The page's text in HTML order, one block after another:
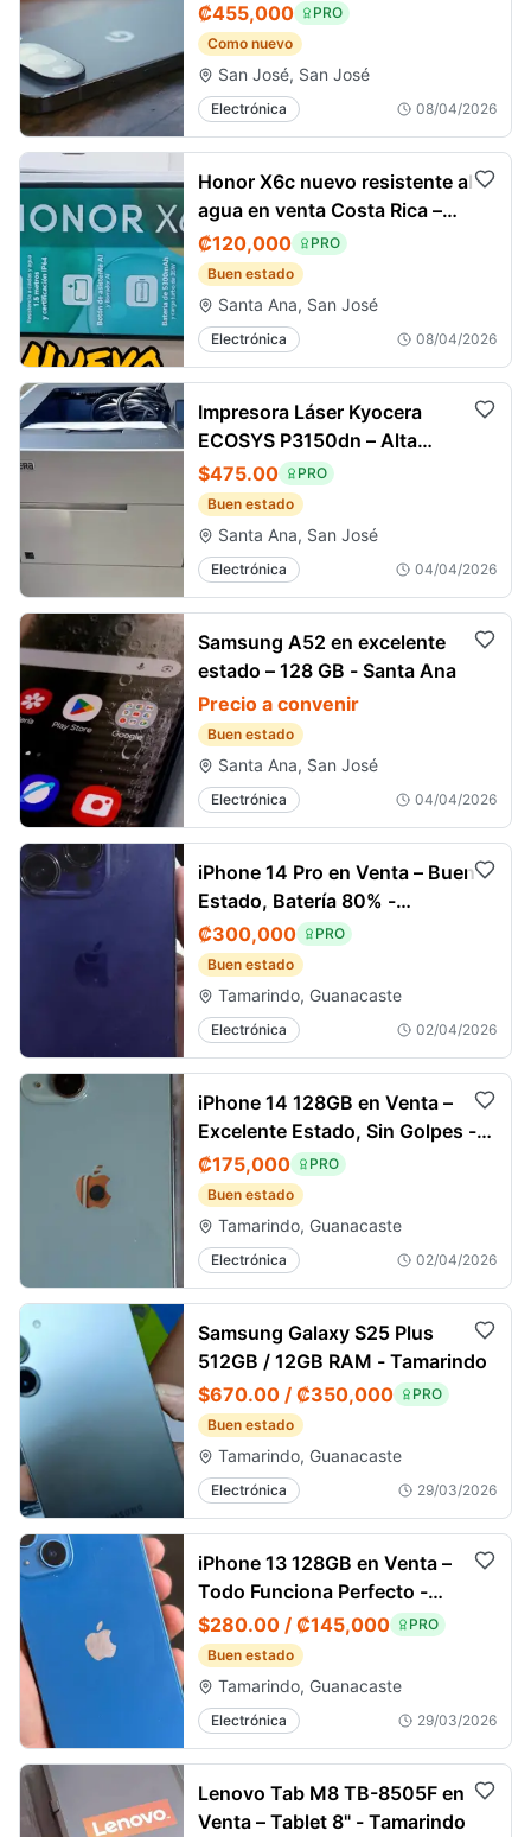
₡455,000
PRO
Como nuevo
San José, San José
Electrónica 08/04/2026
Honor X6c nuevo resistente al
agua en venta Costa Rica –
Santa Ana
₡120,000
PRO
Buen estado
Santa Ana, San José
Electrónica 08/04/2026
Impresora Láser Kyocera
ECOSYS P3150dn – Alta
velocidad - Santa Ana
$475.00
PRO
Buen estado
Santa Ana, San José
Electrónica 04/04/2026
Samsung A52 en excelente
estado – 128 GB - Santa Ana
Precio a convenir
Buen estado
Santa Ana, San José
Electrónica 04/04/2026
iPhone 14 Pro en Venta – Buen
Estado, Batería 80% -
Tamarindo
₡300,000
PRO
Buen estado
Tamarindo, Guanacaste
Electrónica 02/04/2026
iPhone 14 128GB en Venta –
Excelente Estado, Sin Golpes -
Tamarindo
₡175,000
PRO
Buen estado
Tamarindo, Guanacaste
Electrónica 02/04/2026
Samsung Galaxy S25 Plus
512GB / 12GB RAM - Tamarindo
$670.00 / ₡350,000
PRO
Buen estado
Tamarindo, Guanacaste
Electrónica 29/03/2026
iPhone 13 128GB en Venta –
Todo Funciona Perfecto -
Tamarindo
$280.00 / ₡145,000
PRO
Buen estado
Tamarindo, Guanacaste
Electrónica 29/03/2026
Lenovo Tab M8 TB-8505F en
Venta – Tablet 8" - Tamarindo